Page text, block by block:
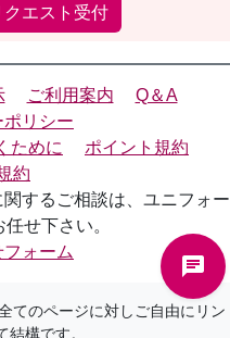
エスト受付
ご利用案内
Q＆A
リシー
ために
ポイント規約
約
するご相談は、ユニフォー
せ下さい。
ォーム
てのページに対しご自由にリン
結構です。